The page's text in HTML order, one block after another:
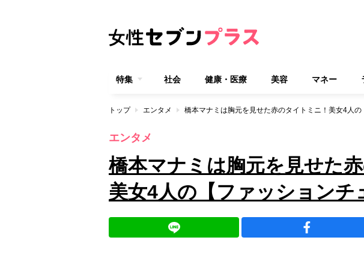
特集 社会 健康・医療 美容 マネー
トップ エンタメ 橋本マナミは胸元を見せた赤のタイトミニ！美女4人の
エンタメ
橋本マナミは胸元を見せた
美女4人の【ファッションチ